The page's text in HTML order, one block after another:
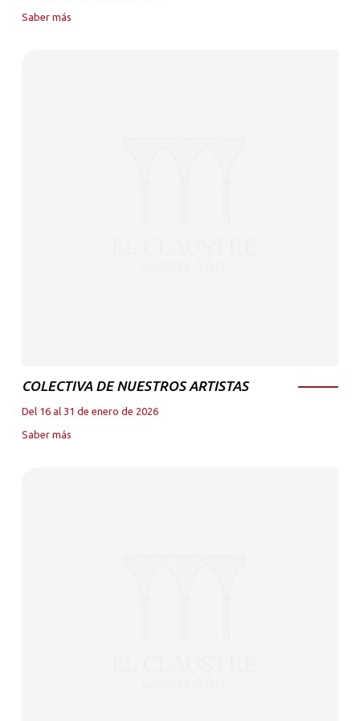
Saber más
COLECTIVA DE NUESTROS ARTISTAS
Del 16 al 31 de enero de 2026
Saber más